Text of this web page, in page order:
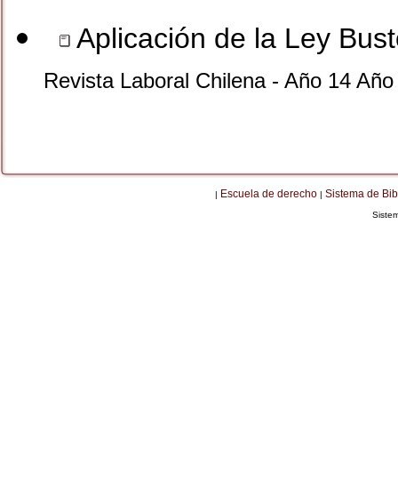
Aplicación de la Ley
Revista Laboral Chilena - Año 14
| Escuela de derecho | Sistema de